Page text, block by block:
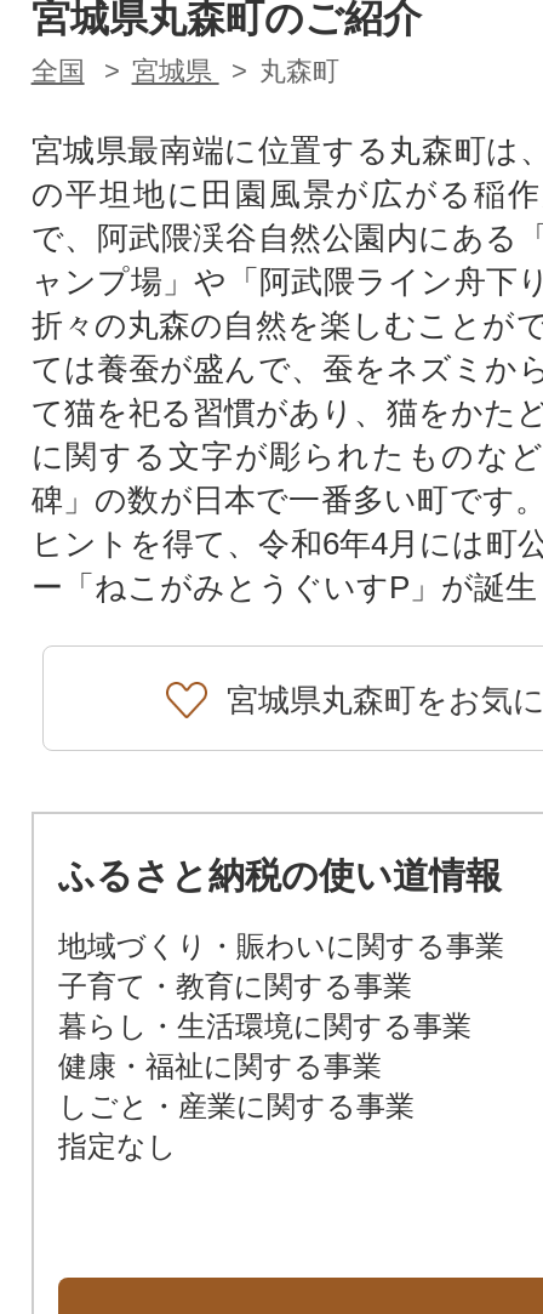
宮城県丸森町のご紹介
全国 宮城県 丸森町
宮城県最南端に位置する丸森町は
の平坦地に田園風景が広がる稲
で、阿武隈渓谷自然公園内にある
ャンプ場」や「阿武隈ライン舟下
折々の丸森の自然を楽しむことが
ては養蚕が盛んで、蚕をネズミか
て猫を祀る習慣があり、猫をかた
に関する文字が彫られたものな
碑」の数が日本で一番多い町です
ヒントを得て、令和6年4月には町
ー「ねこがみとうぐいすP」が誕
宮城県丸森町をお気
ふるさと納税の使い道情報
地域づくり・賑わいに関する事業
子育て・教育に関する事業
暮らし・生活環境に関する事業
健康・福祉に関する事業
しごと・産業に関する事業
指定なし